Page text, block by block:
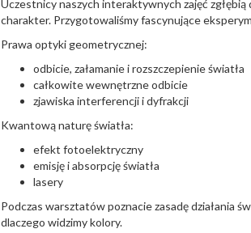
Uczestnicy naszych interaktywnych zajęć
charakter. Przygotowaliśmy fascynujące
Prawa optyki geometrycznej:
odbicie, załamanie i rozszczepienie światła
całkowite wewnętrzne odbicie
zjawiska interferencji i dyfrakcji
Kwantową naturę światła:
efekt fotoelektryczny
emisję i absorpcję światła
lasery
Podczas warsztatów poznacie zasadę działania
dlaczego widzimy kolory.